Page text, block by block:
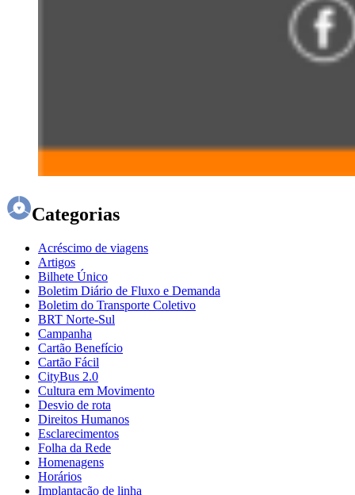
Categorias
Acréscimo de viagens
Artigos
Bilhete Único
Boletim Diário de Fluxo e Demanda
Boletim do Transporte Coletivo
BRT Norte-Sul
Campanha
Cartão Benefício
Cartão Fácil
CityBus 2.0
Cultura em Movimento
Desvio de rota
Direitos Humanos
Esclarecimentos
Folha da Rede
Homenagens
Horários
Implantação de linha